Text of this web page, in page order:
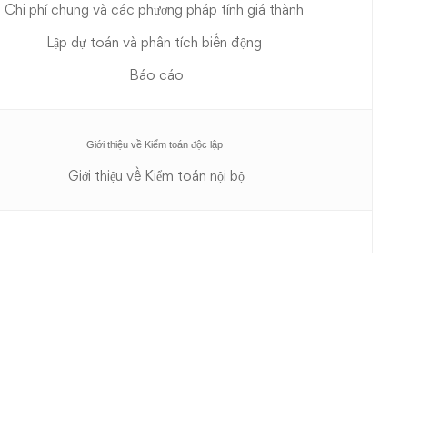
Chi phí chung và các phương pháp tính giá thành
Lập dự toán và phân tích biến động
Báo cáo
Giới thiệu về Kiểm toán độc lập
Giới thiệu về Kiểm toán nội bộ